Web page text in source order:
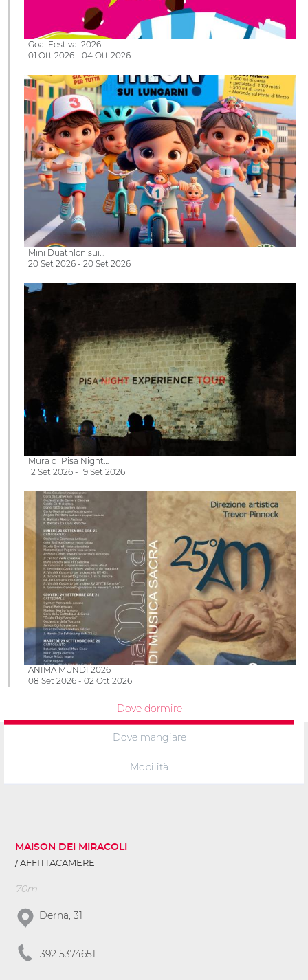
Goal Festival 2026
01 Ott 2026 - 04 Ott 2026
Mini Duathlon sui…
20 Set 2026 - 20 Set 2026
Mura di Pisa Night…
12 Set 2026 - 19 Set 2026
ANIMA MUNDI 2026
08 Set 2026 - 02 Ott 2026
Dove dormire
Dove mangiare
Mobilità
MAISON DEI MIRACOLI
AFFITTACAMERE
70m
Derna, 31
392 5374651